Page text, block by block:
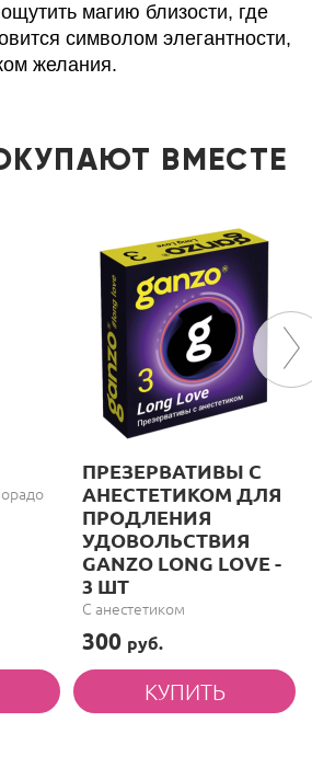
магию близости, где
символом элегантности,
желания.
ВМЕСТЕ
ПРЕЗЕРВАТИВЫ С
АНЕСТЕТИКОМ ДЛЯ
ПРОДЛЕНИЯ
УДОВОЛЬСТВИЯ
GANZO LONG LOVE -
3 ШТ
С анестетиком
300 руб.